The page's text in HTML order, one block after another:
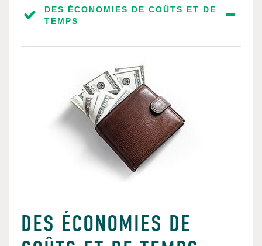
DES ÉCONOMIES DE COÛTS ET DE
TEMPS
DES ÉCONOMIES DE